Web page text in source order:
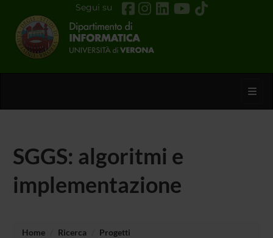
Segui su
SGGS: algoritmi e
implementazione
Home Ricerca
Progetti